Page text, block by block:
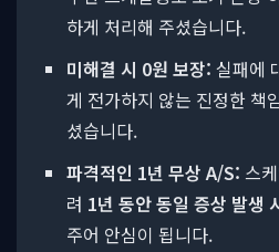
하게 처리해 주셨습니다.
미해결 시 0원 보장: 실패에
게 전가하지 않는 진정한 책
셨습니다.
파격적인 1년 무상 A/S: 스
려 1년 동안 동일 증상 발생
주어 안심이 됩니다.